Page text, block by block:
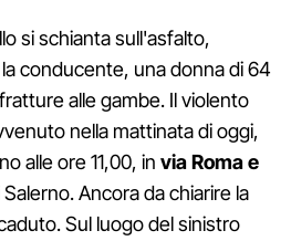
si schianta sull'asfalto,
conducente, una donna di 64
alle gambe. Il violento
nella mattinata di oggi,
alle ore 11,00, in via Roma e
Ancora da chiarire la
Sul luogo del sinistro